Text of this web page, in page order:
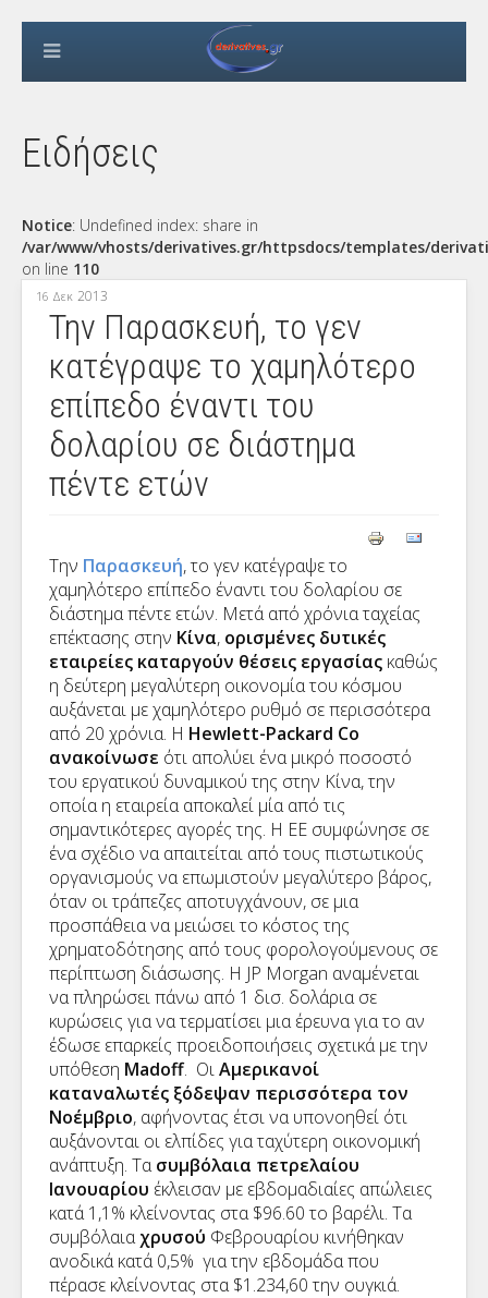
Ειδήσεις
Notice: Undefined index: share in
/var/www/vhosts/derivatives.gr/httpsdocs/templates/
on line 110
16 Δεκ 2013
Την Παρασκευή, το γεν
κατέγραψε το χαμηλότερο
επίπεδο έναντι του
δολαρίου σε διάστημα
πέντε ετών
Την Παρασκευή, το γεν κατέγραψε το
χαμηλότερο επίπεδο έναντι του δολαρίου σε
διάστημα πέντε ετών. Μετά από χρόνια ταχείας
επέκτασης στην Κίνα, ορισμένες δυτικές
εταιρείες καταργούν θέσεις εργασίας καθώς
η δεύτερη μεγαλύτερη οικονομία του κόσμου
αυξάνεται με χαμηλότερο ρυθμό σε περισσότερα
από 20 χρόνια. Η Hewlett-Packard Co
ανακοίνωσε ότι απολύει ένα μικρό ποσοστό
του εργατικού δυναμικού της στην Κίνα, την
οποία η εταιρεία αποκαλεί μία από τις
σημαντικότερες αγορές της. Η ΕΕ συμφώνησε σε
ένα σχέδιο να απαιτείται από τους πιστωτικούς
οργανισμούς να επωμιστούν μεγαλύτερο βάρος,
όταν οι τράπεζες αποτυγχάνουν, σε μια
προσπάθεια να μειώσει το κόστος της
χρηματοδότησης από τους φορολογούμενους σε
περίπτωση διάσωσης. Η JP Morgan αναμένεται
να πληρώσει πάνω από 1 δισ. δολάρια σε
κυρώσεις για να τερματίσει μια έρευνα για το αν
έδωσε επαρκείς προειδοποιήσεις σχετικά με την
υπόθεση Madoff. ΟιAμερικανοί
καταναλωτές ξόδεψαν περισσότερα τον
Νοέμβριο, αφήνοντας έτσι να υπονοηθεί ότι
αυξάνονται οι ελπίδες για ταχύτερη οικονομική
ανάπτυξη. Τασυμβόλαια πετρελαίου
Ιανουαρίου έκλεισαν με εβδομαδιαίες απώλειες
κατά 1,1% κλείνοντας στα $96.60 το βαρέλι. Τα
συμβόλαιαχρυσού Φεβρουαρίου κινήθηκαν
ανοδικά κατά 0,5% για την εβδομάδα που
πέρασε κλείνοντας στα $1.234,60 την ουγκιά.